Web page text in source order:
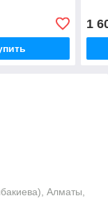
1
Алматы,